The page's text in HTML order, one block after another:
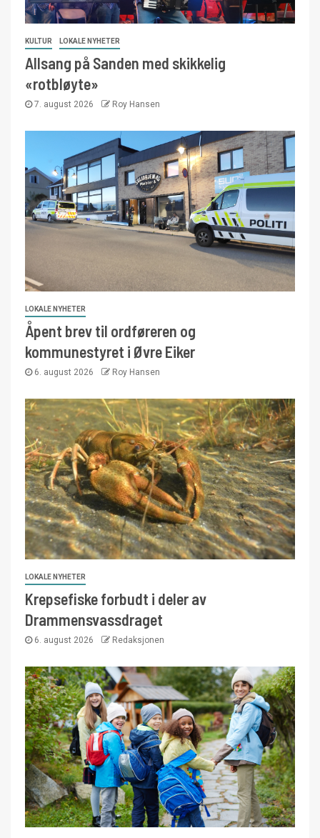
KULTUR LOKALE NYHETER
Allsang på Sanden med skikkelig
«rotbløyte»
7. august 2026 Roy Hansen
LOKALE NYHETER
Åpent brev til ordføreren og
kommunestyret i Øvre Eiker
6. august 2026 Roy Hansen
LOKALE NYHETER
Krepsefiske forbudt i deler av
Drammensvassdraget
6. august 2026 Redaksjonen